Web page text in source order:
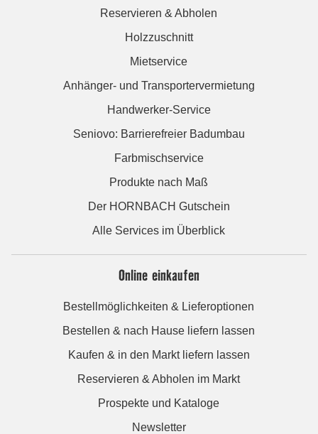
Reservieren & Abholen
Holzzuschnitt
Mietservice
Anhänger- und Transportervermietung
Handwerker-Service
Seniovo: Barrierefreier Badumbau
Farbmischservice
Produkte nach Maß
Der HORNBACH Gutschein
Alle Services im Überblick
Online einkaufen
Bestellmöglichkeiten & Lieferoptionen
Bestellen & nach Hause liefern lassen
Kaufen & in den Markt liefern lassen
Reservieren & Abholen im Markt
Prospekte und Kataloge
Newsletter